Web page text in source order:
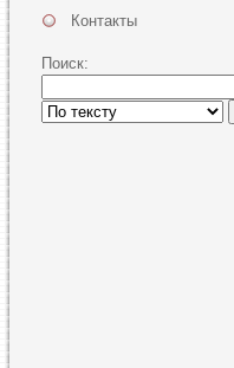
Контакты
Поиск: